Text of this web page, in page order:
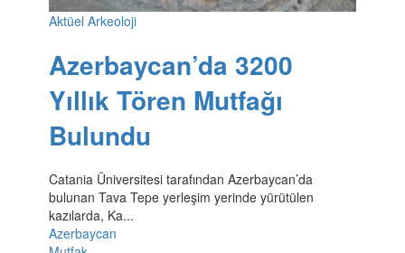
Aktüel Arkeoloji
Azerbaycan’da 3200
Yıllık Tören Mutfağı
Bulundu
Catania Üniversitesi tarafından Azerbaycan’da
bulunan Tava Tepe yerleşim yerinde yürütülen
kazılarda, Ka...
Azerbaycan